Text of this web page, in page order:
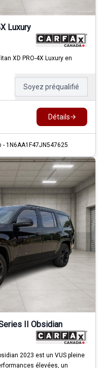
Luxury
XD PRO-4X Luxury en
Soyez préqualifié
Détails
- 1N6AA1F47JN547625
II Obsidian
2023 est un VUS pleine
élevées, un